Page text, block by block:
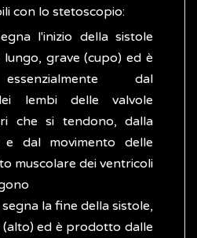
con lo stetoscopio:
l'inizio della sistole
grave (cupo) ed è
dal
lembi delle valvole
che si tendono, dalla
e dal movimento delle
muscolare dei ventricoli
segna la fine della sistole,
ed è prodotto dalle